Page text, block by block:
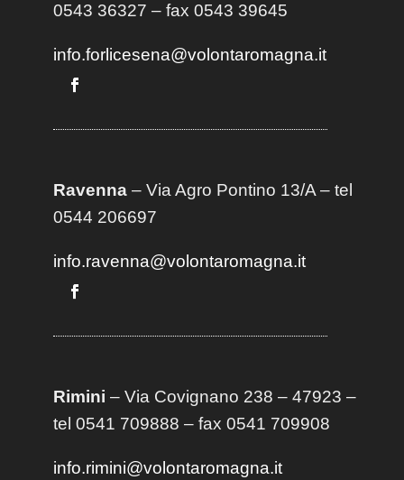
0543 36327 – fax 0543 39645
info.forlicesena@volontaromagna.it
Ravenna– Via Agro Pontino 13/A– tel
0544 206697
info.ravenna@volontaromagna.it
Rimini – Via Covignano 238 – 47923 –
tel 0541 709888 – fax 0541 709908
info.rimini@volontaromagna.it